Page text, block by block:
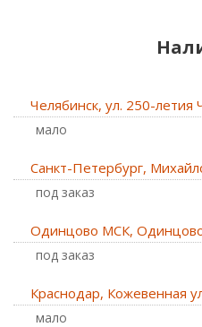
Челябинск, ул. 250-летия
Мало
Санкт-Петербург,
Под заказ
Одинцово МСК,
Под заказ
Краснодар, Кожевенная
Мало